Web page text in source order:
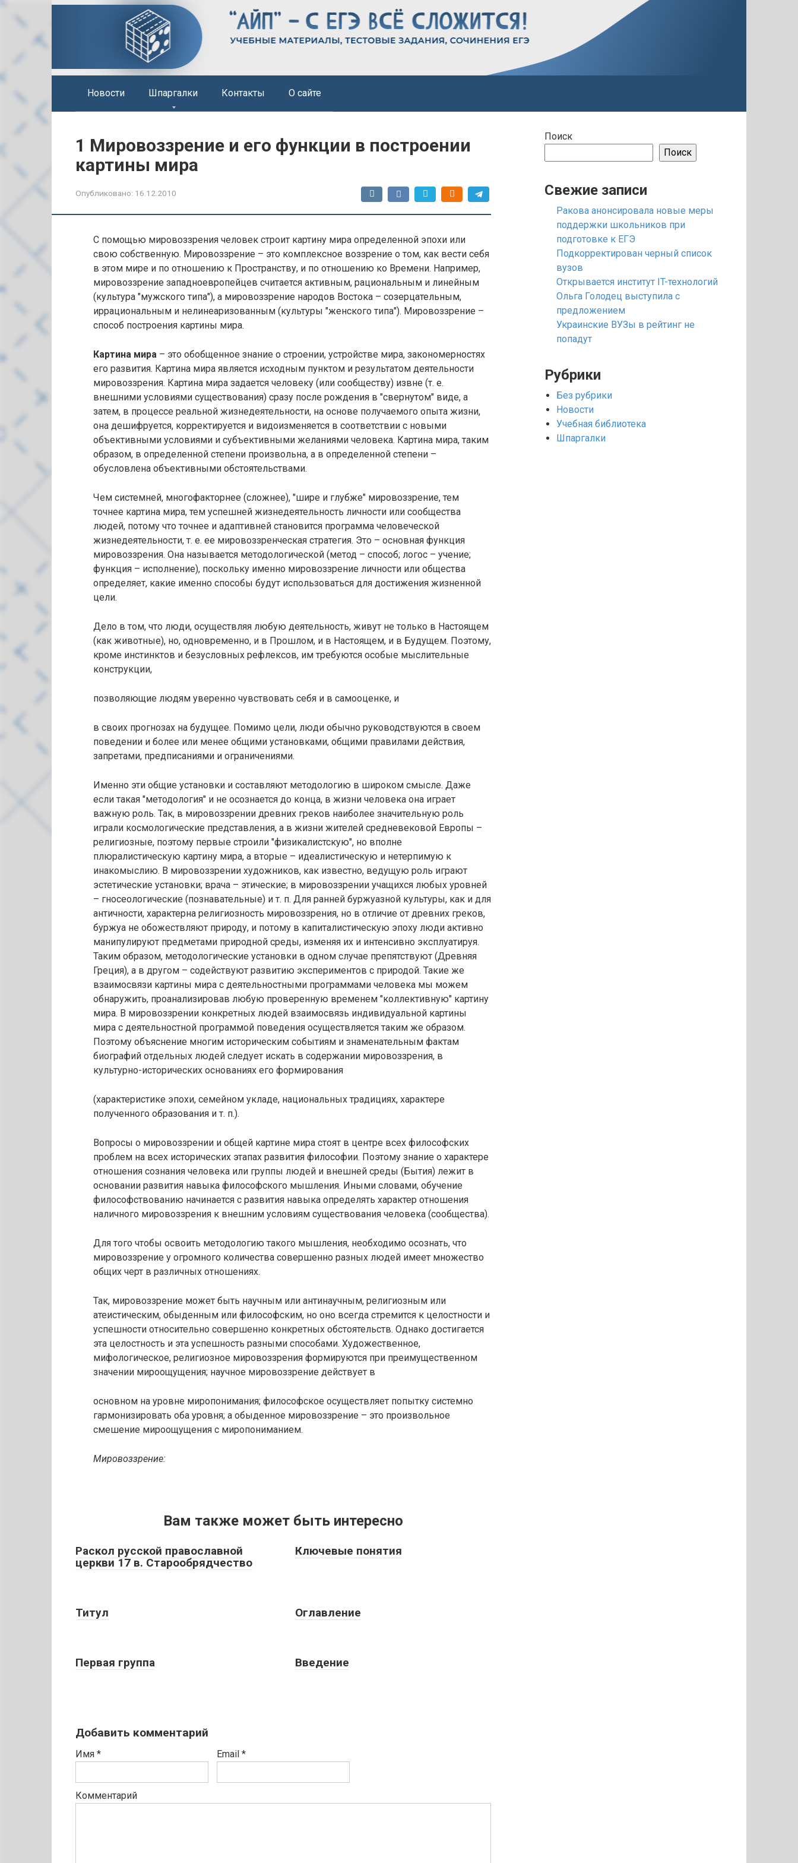
Перейти
контенту
Новости Шпаргалки Контакты О сайте
1 Мировоззрение и его функции в построении
картины мира
Опубликовано: 16.12.2010
С помощью мировоззрения человек строит картину мира определенной эпохи или
свою собственную. Мировоззрение – это комплексное воззрение о том, как вести себя
в этом мире и по отношению к Пространству, и по отношению ко Времени. Например,
мировоззрение западноевропейцев считается активным, рациональным и линейным
(культура "мужского типа"), а мировоззрение народов Востока – созерцательным,
иррациональным и нелинеаризованным (культуры "женского типа"). Мировоззрение –
способ построения картины мира.
Картина мира – это обобщенное знание о строении, устройстве мира, закономерностях
его развития. Картина мира является исходным пунктом и результатом деятельности
мировоззрения. Картина мира задается человеку (или сообществу) извне (т. е.
внешними условиями существования) сразу после рождения в "свернутом" виде, а
затем, в процессе реальной жизнедеятельности, на основе получаемого опыта жизни,
она дешифруется, корректируется и видоизменяется в соответствии с новыми
объективными условиями и субъективными желаниями человека. Картина мира, таким
образом, в определенной степени произвольна, а в определенной степени –
обусловлена объективными обстоятельствами.
Чем системней, многофакторнее (сложнее), "шире и глубже" мировоззрение, тем
точнее картина мира, тем успешней жизнедеятельность личности или сообщества
людей, потому что точнее и адаптивней становится программа человеческой
жизнедеятельности, т. е. ее мировоззренческая стратегия. Это – основная функция
мировоззрения. Она называется методологической (метод – способ; логос – учение;
функция – исполнение), поскольку именно мировоззрение личности или общества
определяет, какие именно способы будут использоваться для достижения жизненной
цели.
Дело в том, что люди, осуществляя любую деятельность, живут не только в Настоящем
(как животные), но, одновременно, и в Прошлом, и в Настоящем, и в Будущем. Поэтому,
кроме инстинктов и безусловных рефлексов, им требуются особые мыслительные
конструкции,
позволяющие людям уверенно чувствовать себя и в самооценке, и
в своих прогнозах на будущее. Помимо цели, люди обычно руководствуются в своем
поведении и более или менее общими установками, общими правилами действия,
запретами, предписаниями и ограничениями.
Именно эти общие установки и составляют методологию в широком смысле. Даже
если такая "методология" и не осознается до конца, в жизни человека она играет
важную роль. Так, в мировоззрении древних греков наиболее значительную роль
играли космологические представления, а в жизни жителей средневековой Европы –
религиозные, поэтому первые строили "физикалистскую", но вполне
плюралистическую картину мира, а вторые – идеалистическую и нетерпимую к
инакомыслию. В мировоззрении художников, как известно, ведущую роль играют
эстетические установки; врача – этические; в мировоззрении учащихся любых уровней
– гносеологические (познавательные) и т. п. Для ранней буржуазной культуры, как и для
античности, характерна религиозность мировоззрения, но в отличие от древних греков,
буржуа не обожествляют природу, и потому в капиталистическую эпоху люди активно
манипулируют предметами природной среды, изменяя их и интенсивно эксплуатируя.
Таким образом, методологические установки в одном случае препятствуют (Древняя
Греция), а в другом – содействуют развитию экспериментов с природой. Такие же
взаимосвязи картины мира с деятельностными программами человека мы можем
обнаружить, проанализировав любую проверенную временем "коллективную" картину
мира. В мировоззрении конкретных людей взаимосвязь индивидуальной картины
мира с деятельностной программой поведения осуществляется таким же образом.
Поэтому объяснение многим историческим событиям и знаменательным фактам
биографий отдельных людей следует искать в содержании мировоззрения, в
культурно-исторических основаниях его формирования
(характеристике эпохи, семейном укладе, национальных традициях, характере
полученного образования и т. п.).
Вопросы о мировоззрении и общей картине мира стоят в центре всех философских
проблем на всех исторических этапах развития философии. Поэтому знание о характере
отношения сознания человека или группы людей и внешней среды (Бытия) лежит в
основании развития навыка философского мышления. Иными словами, обучение
философствованию начинается с развития навыка определять характер отношения
наличного мировоззрения к внешним условиям существо­вания человека (сообщества).
Для того чтобы освоить методологию такого мышления, необходимо осознать, что
мировоззрение у огромного количества совершенно разных людей имеет множество
общих черт в различных отношениях.
Так, мировоззрение может быть научным или антинаучным, религиозным или
атеистическим, обыденным или философским, но оно всегда стремится к целостности и
успешности относительно совершенно конкретных обстоятельств. Однако достигается
эта целостность и эта успешность разными способами. Художественное,
мифологическое, религиозное мировоззрения формируются при преимущественном
значении мироощущения; научное мировоззрение действует в
основном на уровне миропонимания; философское осуществляет попытку системно
гармонизировать оба уровня; а обыденное мировоззрение – это произвольное
смешение мироощущения с миропони­манием.
Мировоззрение:
Вам также может быть интересно
Раскол русской православной
церкви 17 в. Старообрядчество
Ключевые понятия
Титул Оглавление
Первая группа Введение
Добавить комментарий
Имя * Email *
Комментарий
Поиск
Поиск
Свежие записи
Ракова анонсировала новые меры
поддержки школьников при
подготовке к ЕГЭ
Подкорректирован черный список
вузов
Открывается институт IT-технологий
Ольга Голодец выступила с
предложением
Украинские ВУЗы в рейтинг не
попадут
Рубрики
Без рубрики
Новости
Учебная библиотека
Шпаргалки